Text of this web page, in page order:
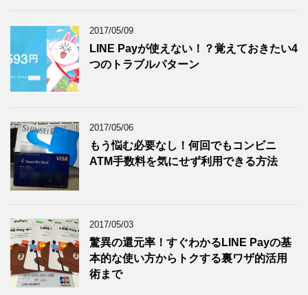
2017/05/09
LINE Payが使えない！？覚えておきたい4
つのトラブルパターン
2017/05/06
もう悩む必要なし！何回でもコンビニ
ATM手数料を気にせず利用できる方法
2017/05/03
驚異の還元率！すぐわかるLINE Payの基
本的な使い方からトクする裏ワザ的活用
術まで